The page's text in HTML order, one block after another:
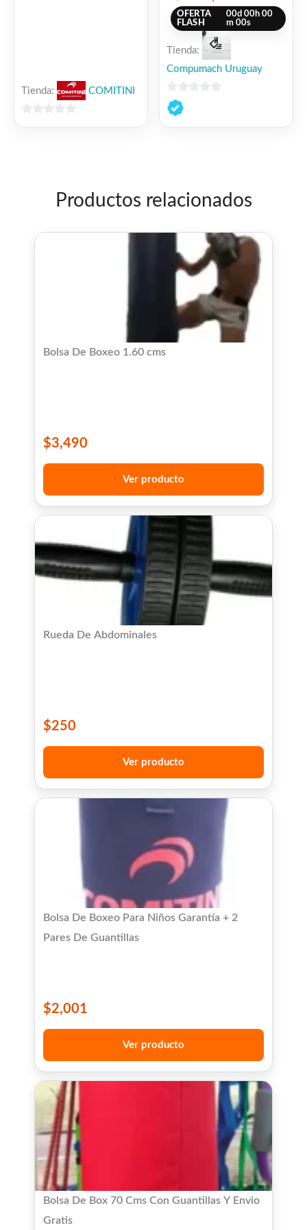
Tienda: COMITINI
OFERTA
FLASH
00d 00h 00
m 00s
Tienda:
Compumach Uruguay
0
de
Productos relacionados
Bolsa De Boxeo 1.60 cms
$3,490
Ver producto
Rueda De Abdominales
$250
Ver producto
Bolsa De Boxeo Para Niños Garantía + 2
Pares De Guantillas
$2,001
Ver producto
Bolsa De Box 70 Cms Con Guantillas Y Envio
Gratis